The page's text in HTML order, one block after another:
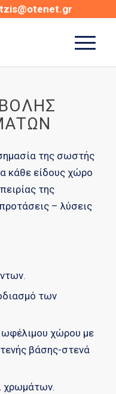
της σωστής
κάθε είδους χώρο
της
– λύσεις
των
χώρου με
βάσης-στενά
χρωμάτων.